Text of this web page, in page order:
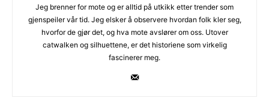
Jeg brenner for mote og er alltid på utkikk etter trender som
gjenspeiler vår tid. Jeg elsker å observere hvordan folk kler seg,
hvorfor de gjør det, og hva mote avslører om oss. Utover
catwalken og silhuettene, er det historiene som virkelig
fascinerer meg.